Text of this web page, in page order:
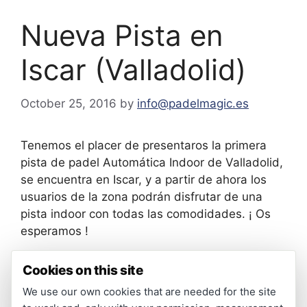
Nueva Pista en
Iscar (Valladolid)
October 25, 2016 by info@padelmagic.es
Tenemos el placer de presentaros la primera
pista de padel Automática Indoor de Valladolid,
se encuentra en Iscar, y a partir de ahora los
usuarios de la zona podrán disfrutar de una
pista indoor con todas las comodidades. ¡ Os
esperamos !
Categories
Blog
Todo listo para empezar
Cookies on this site
We use our own cookies that are needed for the site